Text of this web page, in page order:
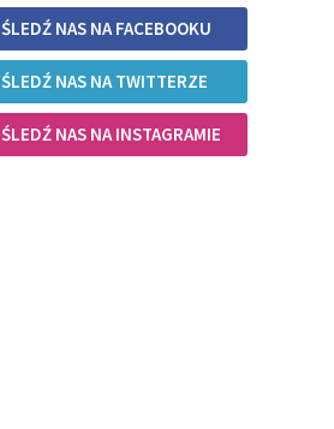
ŚLEDŹ NAS NA FACEBOOKU
ŚLEDŹ NAS NA TWITTERZE
ŚLEDŹ NAS NA INSTAGRAMIE